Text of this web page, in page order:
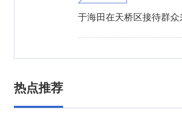
于海田在天桥区接待群
热点推荐